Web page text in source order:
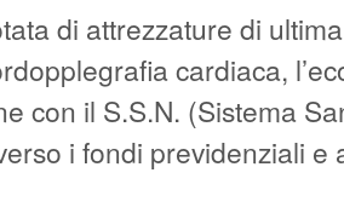
di attrezzature di
cardiaca,
con il S.S.N. (Sistema
i fondi previdenziali e